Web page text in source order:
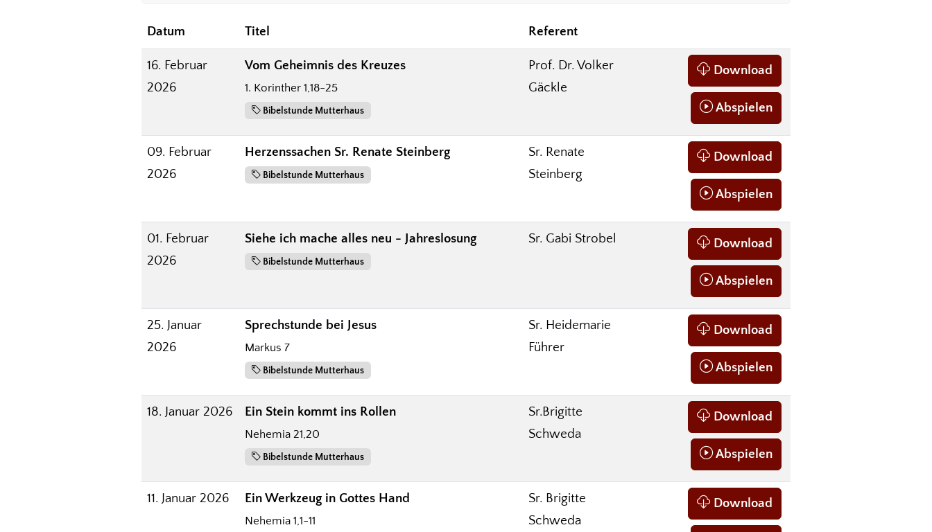
Datum Titel Referent
16. Februar
2026
Vom Geheimnis des Kreuzes
1. Korinther 1,18-25
Bibelstunde Mutterhaus
Prof. Dr. Volker
Gäckle
Download
Abspielen
09. Februar
2026
Herzenssachen Sr. Renate Steinberg
Bibelstunde Mutterhaus
Sr. Renate
Steinberg
Download
Abspielen
01. Februar
2026
Siehe ich mache alles neu - Jahreslosung
Bibelstunde Mutterhaus
Sr. Gabi Strobel Download
Abspielen
25. Januar
2026
Sprechstunde bei Jesus
Markus 7
Bibelstunde Mutterhaus
Sr. Heidemarie
Führer
Download
Abspielen
18. Januar 2026 Ein Stein kommt ins Rollen
Nehemia 21,20
Bibelstunde Mutterhaus
Sr.Brigitte
Schweda
Download
Abspielen
11. Januar 2026 Ein Werkzeug in Gottes Hand
Nehemia 1,1-11
Sr. Brigitte
Schweda
Download